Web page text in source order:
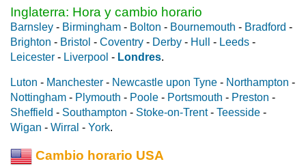
Inglaterra: Hora y cambio horario
Barnsley - Birmingham - Bolton - Bournemouth - Bradford -
Brighton - Bristol - Coventry - Derby - Hull - Leeds -
Leicester - Liverpool - Londres.
Luton - Manchester - Newcastle upon Tyne - Northampton -
Nottingham - Plymouth - Poole - Portsmouth - Preston -
Sheffield - Southampton - Stoke-on-Trent- Teesside -
Wigan - Wirral - York.
Cambio horario USA